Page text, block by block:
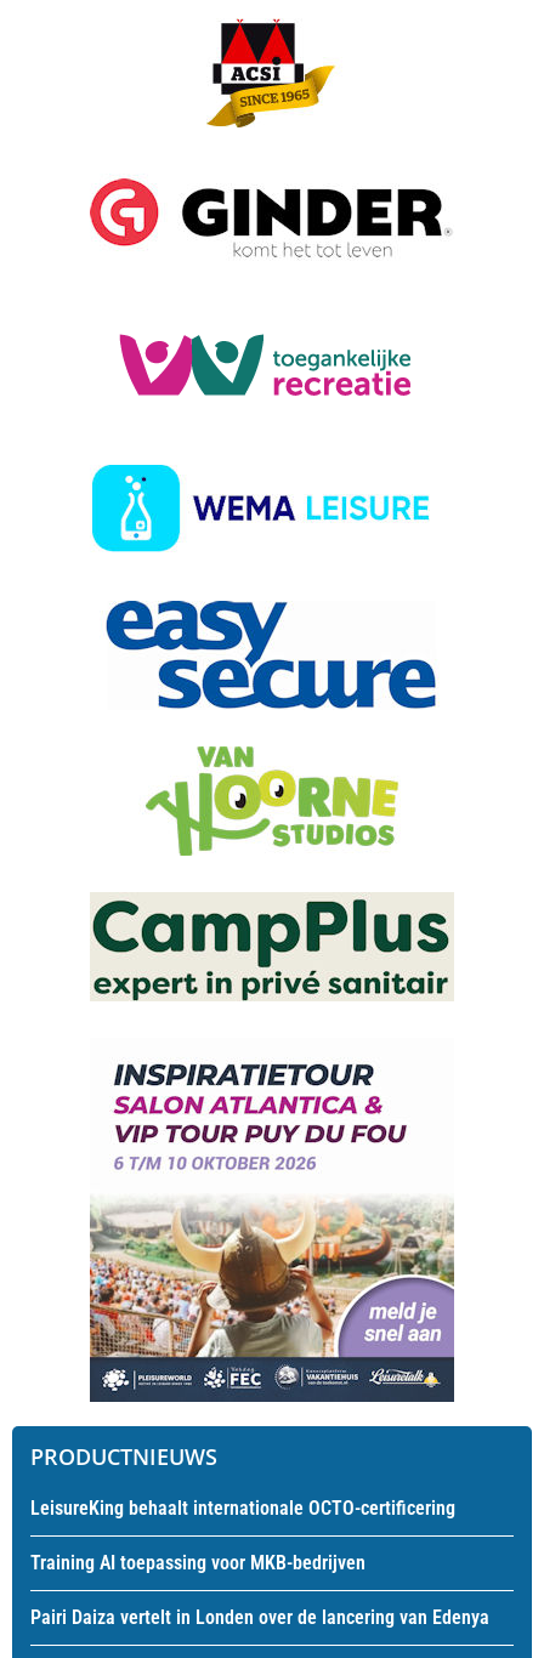
PRODUCTNIEUWS
LeisureKing behaalt internationale OCTO-certificering
Training AI toepassing voor MKB-bedrijven
Pairi Daiza vertelt in Londen over de lancering van Edenya